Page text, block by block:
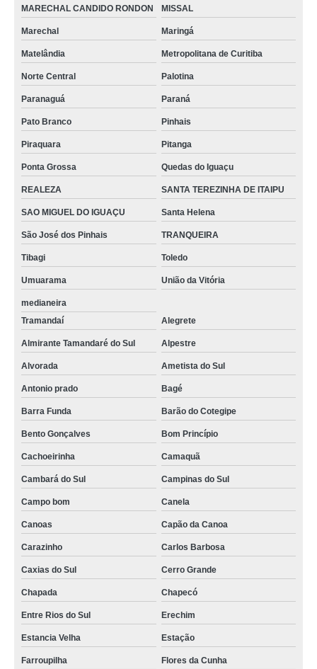
MARECHAL CANDIDO RONDON MISSAL
Marechal Maringá
Matelândia Metropolitana de Curitiba
Norte Central Palotina
Paranaguá Paraná
Pato Branco Pinhais
Piraquara Pitanga
Ponta Grossa Quedas do Iguaçu
REALEZA SANTA TEREZINHA DE ITAIPU
SAO MIGUEL DO IGUAÇU Santa Helena
São José dos Pinhais TRANQUEIRA
Tibagi Toledo
Umuarama União da Vitória
medianeira
Tramandaí
Alegrete
Almirante Tamandaré do Sul Alpestre
Alvorada Ametista do Sul
Antonio prado Bagé
Barra Funda Barão do Cotegipe
Bento Gonçalves Bom Princípio
Cachoeirinha Camaquã
Cambará do Sul Campinas do Sul
Campo bom Canela
Canoas Capão da Canoa
Carazinho Carlos Barbosa
Caxias do Sul Cerro Grande
Chapada Chapecó
Entre Rios do Sul Erechim
Estancia Velha Estação
Farroupilha Flores da Cunha